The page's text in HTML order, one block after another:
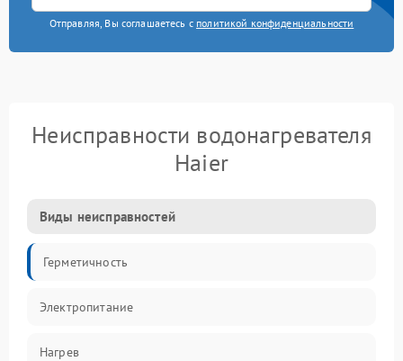
Отправляя, Вы соглашаетесь с политикой конфиденциальности
Неисправности водонагревателя
Haier
Виды неисправностей
Герметичность
Электропитание
Нагрев